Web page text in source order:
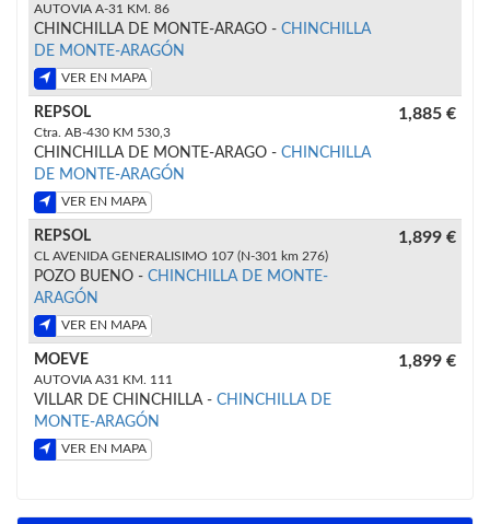
AUTOVIA A-31 KM. 86
CHINCHILLA DE MONTE-ARAGO - CHINCHILLA
DE MONTE-ARAGÓN
VER EN MAPA
REPSOL
Ctra. AB-430 KM 530,3
CHINCHILLA DE MONTE-ARAGO - CHINCHILLA
DE MONTE-ARAGÓN
VER EN MAPA
1,885 €
REPSOL
CL AVENIDA GENERALISIMO 107 (N-301 km 276)
POZO BUENO - CHINCHILLA DE MONTE-
ARAGÓN
VER EN MAPA
1,899 €
MOEVE
AUTOVIA A31 KM. 111
VILLAR DE CHINCHILLA - CHINCHILLA DE
MONTE-ARAGÓN
VER EN MAPA
1,899 €